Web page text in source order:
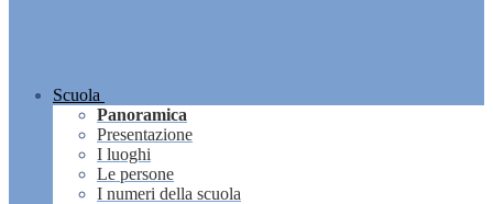
Scuola
Panoramica
Presentazione
I luoghi
Le persone
I numeri della scuola